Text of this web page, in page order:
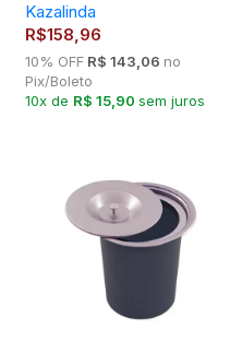
Kazalinda
R$158,96
10% OFFR$ 143,06 no
Pix/Boleto
10x de R$ 15,90 sem juros